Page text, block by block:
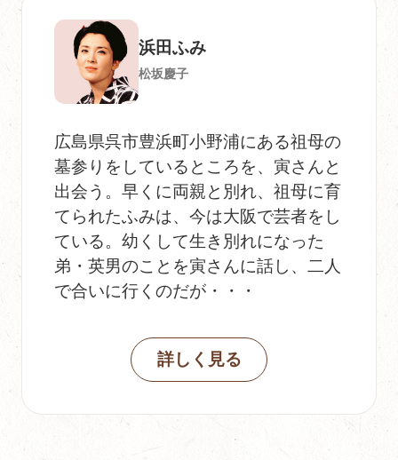
浜田ふみ
松坂慶子
広島県呉市豊浜町小野浦にある祖母の
墓参りをしているところを、寅さんと
出会う。早くに両親と別れ、祖母に育
てられたふみは、今は大阪で芸者をし
ている。幼くして生き別れになった
弟・英男のことを寅さんに話し、二人
で合いに行くのだが・・・
詳しく見る